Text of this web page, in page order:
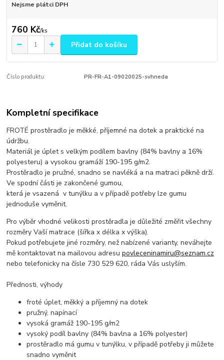
Nejsme plátci DPH
760 Kč/ks
Přidat do košíku
Číslo produktu: PR-FR-A1-09020025-svhneda
Kompletní specifikace
FROTÉ prostěradlo je měkké, příjemné na dotek a praktické na
údržbu.
Materiál je úplet s velkým podílem bavlny (84% bavlny a 16%
polyesteru) a vysokou gramáží 190-195 g/m2.
Prostěradlo je pružné, snadno se navléká a na matraci pěkně drží.
Ve spodní části je zakončené gumou,
která je vsazená v tunýlku a v případě potřeby lze gumu
jednoduše vyměnit.
Pro výběr vhodné velikosti prostěradla je důležité změřit všechny
rozměry Vaší matrace (šířka x délka x výška).
Pokud potřebujete jiné rozměry, než nabízené varianty, neváhejte
mě kontaktovat na mailovou adresupovleceninamiru@seznam.cz
nebo telefonicky na čísle 730 529 620, ráda Vás uslyším.
Přednosti, výhody
froté úplet, měkký a příjemný na dotek
pružný, napínací
vysoká gramáž 190-195 g/m2
vysoký podíl bavlny (84% bavlna a 16% polyester)
prostěradlo má gumu v tunýlku, v případě potřeby ji můžete
snadno vyměnit